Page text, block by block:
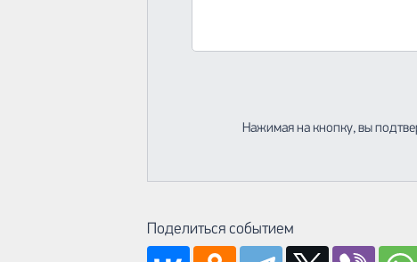
Нажимая на кнопку, вы
Поделиться событием